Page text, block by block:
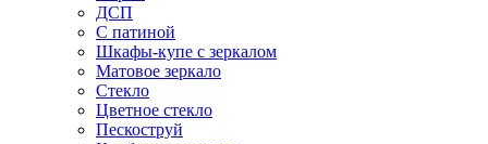
ДСП
С патиной
Шкафы-купе с зеркалом
Матовое зеркало
Стекло
Цветное стекло
Пескоструй